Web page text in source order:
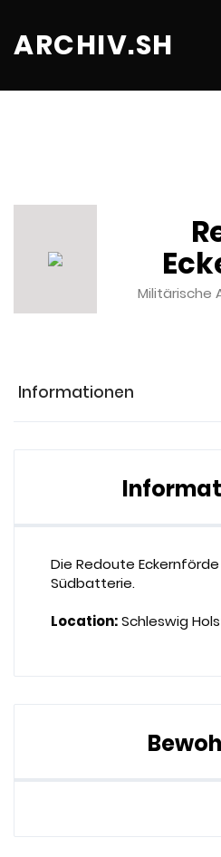
ARCHIV.SH
Militärische
Informationen
Die Redoute
Südbatterie.
Location:Schleswig